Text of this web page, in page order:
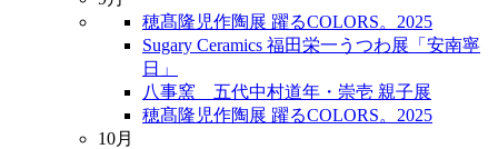
穂髙隆児作陶展 躍るCOLORS。2025
Sugary Ceramics 福田栄一うつわ展「安南寧
日」
八事窯 五代中村道年・崇壱 親子展
穂髙隆児作陶展 躍るCOLORS。2025
10月